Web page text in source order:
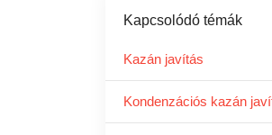
Kapcsolódó témák
Kazán javítás
Kondenzációs kazán